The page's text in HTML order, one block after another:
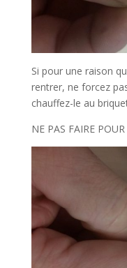
Si pour une raison
rentrer, ne forcez
chauffez-le au
NE PAS FAIRE